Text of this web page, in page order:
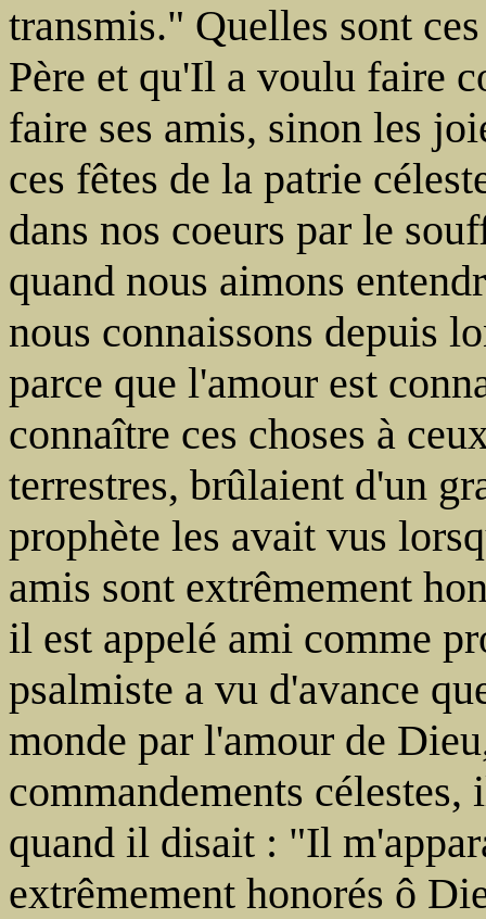
transmis." Quelles sont
Père et qu'Il a voulu faire
faire ses amis, sinon les
ces fêtes de la patrie
dans nos coeurs par le
quand nous aimons
nous connaissons depuis
parce que l'amour est
connaître ces choses à
terrestres, brûlaient d'un
prophète les avait vus
amis sont extrêmement
il est appelé ami comme
psalmiste a vu d'avance
monde par l'amour de
commandements
quand il disait : "Il
extrêmement honorés ô